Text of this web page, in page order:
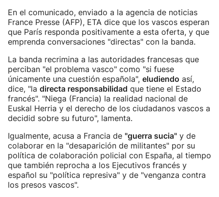
En el comunicado, enviado a la agencia de noticias
France Presse (AFP), ETA dice que los vascos esperan
que París responda positivamente a esta oferta, y que
emprenda conversaciones "directas" con la banda.
La banda recrimina a las autoridades francesas que
perciban "el problema vasco" como "si fuese
únicamente una cuestión española", eludiendo así,
dice, "la directa responsabilidad que tiene el Estado
francés". "Niega (Francia) la realidad nacional de
Euskal Herria y el derecho de los ciudadanos vascos a
decidid sobre su futuro", lamenta.
Igualmente, acusa a Francia de "guerra sucia" y de
colaborar en la "desaparición de militantes" por su
política de colaboración policial con España, al tiempo
que también reprocha a los Ejecutivos francés y
español su "política represiva" y de "venganza contra
los presos vascos".